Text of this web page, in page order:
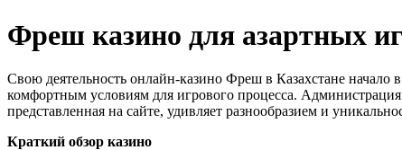
Фреш казино для азартных
Свою деятельность онлайн-казино Фреш в Казахстане
комфортным условиям для игрового процесса. Администрация
представленная на сайте, удивляет разнообразием и
Краткий обзор казино